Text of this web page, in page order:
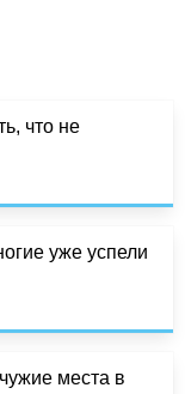
что не
уже успели
места в